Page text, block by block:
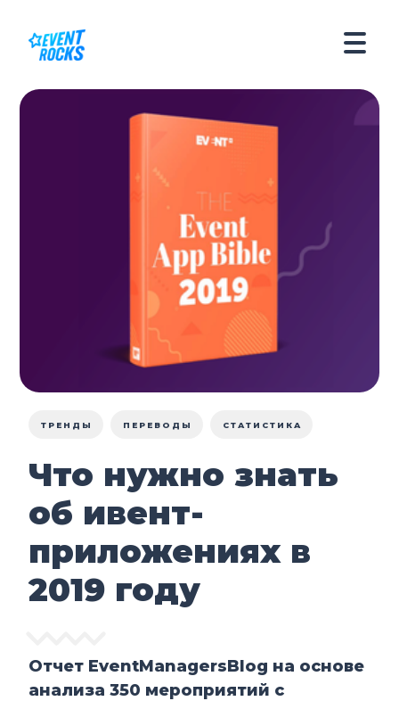
ТРЕНДЫ ПЕРЕВОДЫ СТАТИСТИКА
Что нужно знать
об ивент-
приложениях в
2019 году
Отчет EventManagersBlog на основе
анализа 350 мероприятий с